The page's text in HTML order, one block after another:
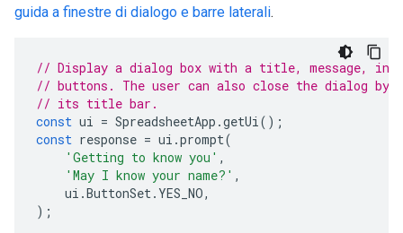
guida a finestre di dialogo e barre laterali.
// Display a dialog box with a title, message,
// buttons. The user can also close the dialog
// its title bar.
const ui = SpreadsheetApp .getUi();
const response = ui .prompt(
'Getting to know you' ,
'May I know your name?' ,
ui .ButtonSet. YES_NO,
);